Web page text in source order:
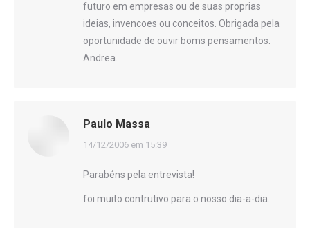
futuro em empresas ou de suas proprias
ideias, invencoes ou conceitos. Obrigada pela
oportunidade de ouvir boms pensamentos.
Andrea.
Paulo Massa
disse:
14/12/2006 em 15:39
Parabéns pela entrevista!
foi muito contrutivo para o nosso dia-a-dia.